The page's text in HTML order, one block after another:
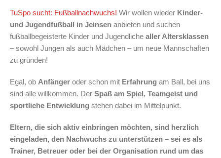
TuSpo sucht: Fußballnachwuchs! Wir wollen wieder Kinder-
und Jugendfußball in Jeinsen anbieten und suchen
fußballbegeisterte Kinder und Jugendliche aller Altersklassen
– sowohl Jungen als auch Mädchen – um neue Mannschaften
zu gründen!
Egal, ob Anfänger oder schon mit Erfahrung am Ball, bei uns
sind alle willkommen. Der Spaß am Spiel, Teamgeist und
sportliche Entwicklung stehen dabei im Mittelpunkt.
Eltern, die sich aktiv einbringen möchten, sind herzlich
eingeladen, den Nachwuchs zu unterstützen – sei es als
Trainer, Betreuer oder bei der Organisation rund um das